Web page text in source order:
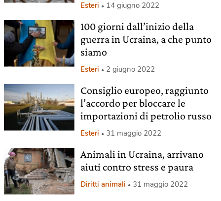
Esteri 14 giugno 2022
100 giorni dall’inizio della
guerra in Ucraina, a che punto
siamo
Esteri 2 giugno 2022
Consiglio europeo, raggiunto
l’accordo per bloccare le
importazioni di petrolio russo
Esteri 31 maggio 2022
Animali in Ucraina, arrivano
aiuti contro stress e paura
Diritti animali 31 maggio 2022